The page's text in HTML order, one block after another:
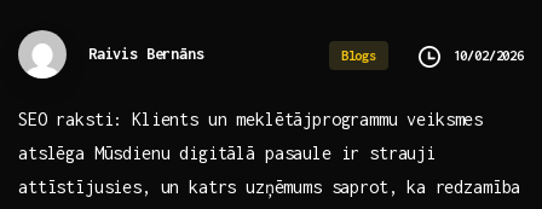
Raivis Bernāns Blogs 10/02/2026
SEO raksti: Klients un meklētājprogrammu veiksmes
atslēga Mūsdienu digitālā ‌pasaule ir strauji
attīstījusies, un katrs ⁣uzņēmums saprot, ka⁢ redzamība